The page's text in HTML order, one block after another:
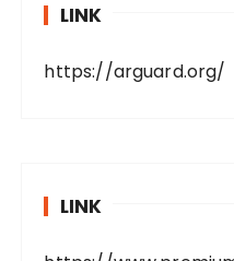
LINK
https://arguard.org/
LINK